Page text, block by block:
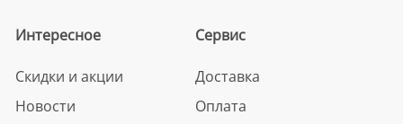
Интересное
Скидки и акции
Новости
Сервис
Доставка
Оплата